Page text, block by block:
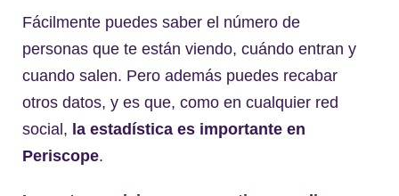
Fácilmente puedes saber el número de
personas que te están viendo, cuándo entran y
cuando salen. Pero además puedes recabar
otros datos, y es que, como en cualquier red
social, la estadística es importante en
Periscope.